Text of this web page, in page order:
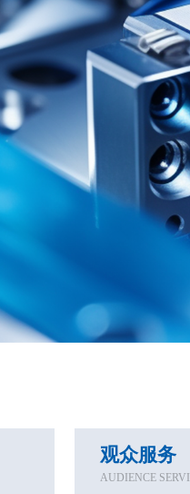
观众服务
AUDIENCE